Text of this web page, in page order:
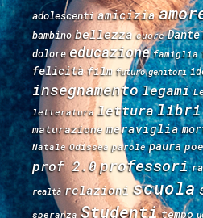
adolescenti amicizia
bambino bellezza cuore Dante
dolore educazione famiglia
felicità film futuro genitori
insegnamentolegami
letteratura letturalibri
maturazione meraviglia
Natale Odissea parole paura
prof 2.0professori
realtà relazioni scuola
speranza Studenti tempo